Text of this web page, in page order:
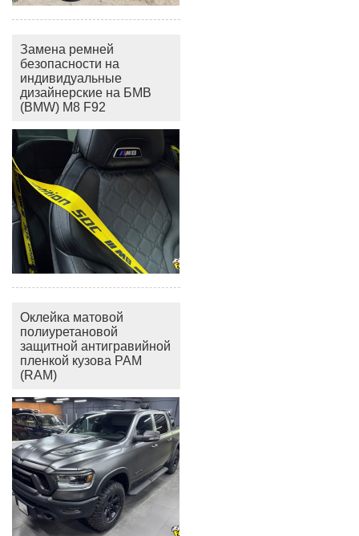
Замена ремней
безопасности на
индивидуальные
дизайнерские на БМВ
(BMW) M8 F92
Оклейка матовой
полиуретановой
защитной антигравийной
пленкой кузова РАМ
(RAM)